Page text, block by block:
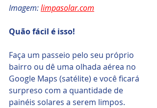
Imagem: limpasolar.com
Quão fácil é isso!
Faça um passeio pelo seu próprio
bairro ou dê uma olhada aérea no
Google Maps (satélite) e você ficará
surpreso com a quantidade de
painéis solares a serem limpos.